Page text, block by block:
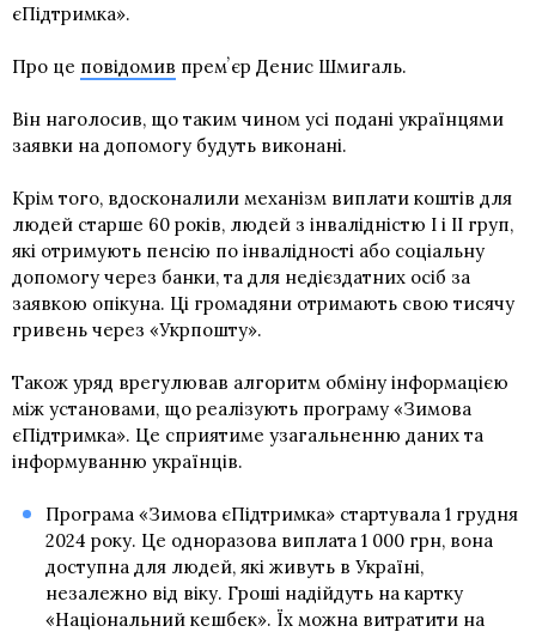
єПідтримка».
Про це повідомив премʼєр Денис Шмигаль.
Він наголосив, що таким чином усі подані українцями
заявки на допомогу будуть виконані.
Крім того, вдосконалили механізм виплати коштів для
людей старше 60 років, людей з інвалідністю І і ІІ груп,
які отримують пенсію по інвалідності або соціальну
допомогу через банки, та для недієздатних осіб за
заявкою опікуна. Ці громадяни отримають свою тисячу
гривень через «Укрпошту».
Також уряд врегулював алгоритм обміну інформацією
між установами, що реалізують програму «Зимова
єПідтримка». Це сприятиме узагальненню даних та
інформуванню українців.
Програма «Зимова єПідтримка» стартувала 1 грудня
2024 року. Це одноразова виплата 1 000 грн, вона
доступна для людей, які живуть в Україні,
незалежно від віку. Гроші надійдуть на картку
«Національний кешбек». Їх можна витратити на